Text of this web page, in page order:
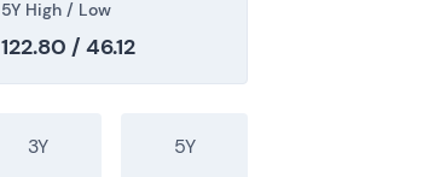
Aufwärtstrend bei
bei
Juli 2026).
5Y High / Low
122.80 / 46.12
3Y 5Y